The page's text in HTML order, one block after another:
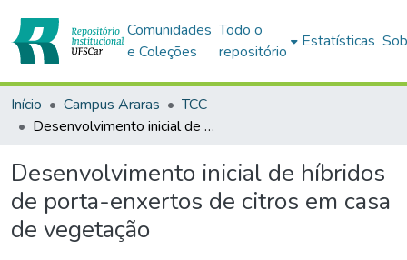
Comunidades
e Coleções
Todo o
repositório
Estatísticas
Início Campus Araras
TCC
Desenvolvimento inicial de híbridos de porta-enxertos de citros em casa de vegetação
Desenvolvimento inicial de híbridos
de porta-enxertos de citros em casa
de vegetação